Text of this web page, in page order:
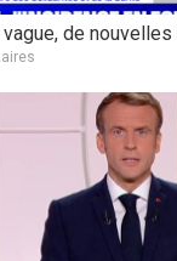
vague, de